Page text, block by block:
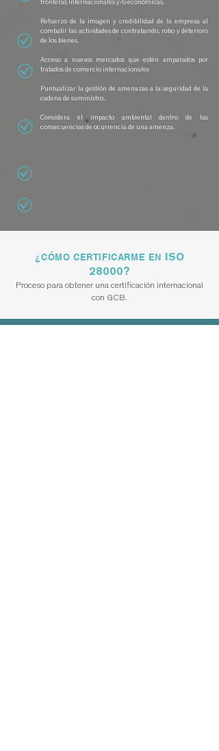
fronteras internacionales y/o económicas.
Refuerzo de la imagen y credibilidad de la empresa al
combatir las actividades de contrabando, robo y deterioro
de los bienes.
Acceso a nuevos mercados que estén amparados por
tratados de comercio internacionales
Puntualizar la gestión de amenazas a la seguridad de la
cadena de suministro.
Considera el impacto ambiental dentro de las
consecuencias de ocurrencia de una amenza.
¿CÓMO CERTIFICARME EN ISO
28000?
​Proceso para obtener una certificación internacional
con GCB.